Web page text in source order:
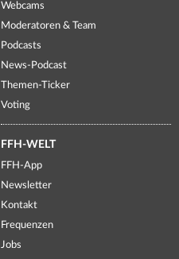
Webcams
Moderatoren & Team
Podcasts
News-Podcast
Themen-Ticker
Voting
FFH-WELT
FFH-App
Newsletter
Kontakt
Frequenzen
Jobs